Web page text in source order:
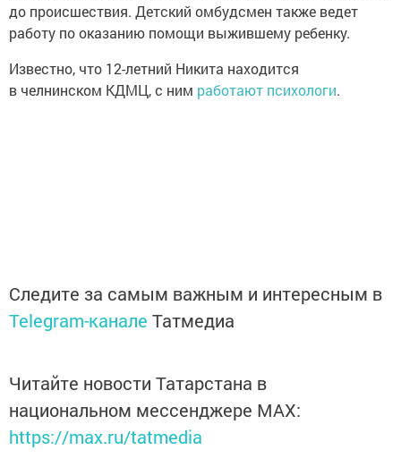
до происшествия. Детский омбудсмен также ведет
работу по оказанию помощи выжившему ребенку.
Известно, что 12-летний Никита находится
в челнинском КДМЦ, с ним работают психологи.
Следите за самым важным и интересным в
Telegram-канале Татмедиа
Читайте новости Татарстана в
национальном мессенджере MАХ:
https://max.ru/tatmedia